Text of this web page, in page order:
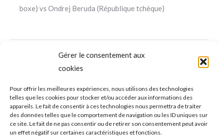
Gérer le consentement aux
cookies
Pour offrir les meilleures expériences, nous utilisons des technologies
telles que les cookies pour stocker et/ou accéder aux informations des
appareils. Le fait de consentir à ces technologies nous permettra de traiter
des données telles que le comportement de navigation ou les ID uniques sur
ce site. Le fait de ne pas consentir ou de retirer son consentement peut avoir
un effet négatif sur certaines caractéristiques et fonctions.
boxe) vs Ondrej Beruda (République tchèque)
NAVIGATION
COMMENTAIRE
ONGLET PRÉCÉDENT
Onglet
précédent
Tennis de table – championnats par
équipes : la N2 s’avance pour le 24
septembre
ONGLET SUIVANT